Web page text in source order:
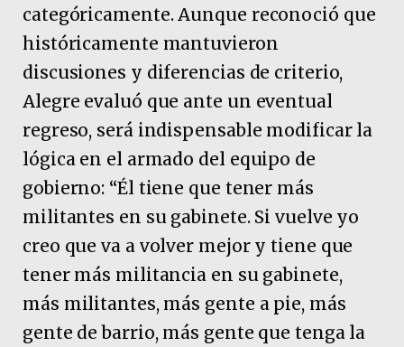
categóricamente. Aunque reconoció que
históricamente mantuvieron
discusiones y diferencias de criterio,
Alegre evaluó que ante un eventual
regreso, será indispensable modificar la
lógica en el armado del equipo de
gobierno: “Él tiene que tener más
militantes en su gabinete. Si vuelve yo
creo que va a volver mejor y tiene que
tener más militancia en su gabinete,
más militantes, más gente a pie, más
gente de barrio, más gente que tenga la